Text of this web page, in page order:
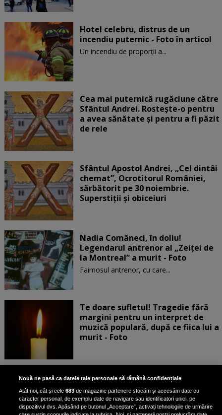
Hotel celebru, distrus de un
incendiu puternic - Foto în articol
Un incendiu de proporţii a...
Cea mai puternică rugăciune către
Sfântul Andrei. Rostește-o pentru
a avea sănătate și pentru a fi păzit
de rele
Sfântul Apostol Andrei, „Cel dintâi
chemat”, Ocrotitorul României,
sărbătorit pe 30 noiembrie.
Superstiții și obiceiuri
Nadia Comăneci, în doliu!
Legendarul antrenor al „Zeiței de
la Montreal” a murit - Foto
Faimosul antrenor, cu care...
Te doare sufletul! Tragedie fără
margini pentru un interpret de
muzică populară, după ce fiica lui a
murit - Foto
Bantu Culture: Punte între culturi,
prin artă și tradiții afro. Interviu
exclusiv cu Virginia Usiku,
fondatoarea proiectului
Nouă ne pasă ca datele tale personale să rămână confidențiale
Atât noi, cât și cele683 de magazine partenere stocăm și accesăm date cu
caracter personal, de exemplu date de navigare sau identificatori unici, pe
dispozitivul dvs. Apăsând pe butonul „Acceptare”, activați tehnologiile de urmărire